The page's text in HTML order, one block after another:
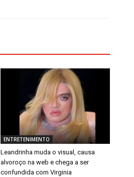
ENTRETENIMENTO
Leandrinha muda o visual, causa
alvoroço na web e chega a ser
confundida com Virginia